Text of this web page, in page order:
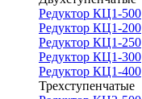
Редуктор КЦ1-500
Редуктор КЦ1-200
Редуктор КЦ1-250
Редуктор КЦ1-300
Редуктор КЦ1-400
Трехступенчатые